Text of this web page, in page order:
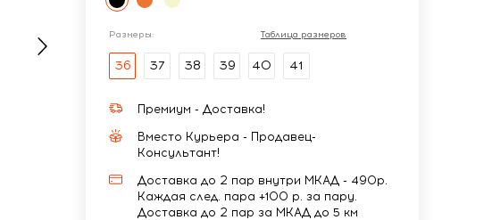
Размеры: Таблица размеров
36 37 38 39 40 41
Премиум - Доставка!
Вместо Курьера - Продавец-
Консультант!
Доставка до 2 пар внутри МКАД - 490р.
Каждая след. пара +100 р. за пару.
Доставка до 2 пар за МКАД до 5 км